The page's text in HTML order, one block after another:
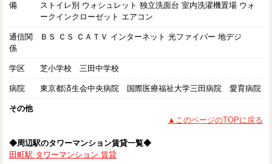
備
ストイレ別 ウォシュレット 独立洗面台 室内洗濯機置場 ウォ
ークインクローゼット エアコン
通信関
係
ＢＳ ＣＳ ＣＡＴＶ インターネット 光ファイバー 地デジ
学区 芝小学校 三田中学校
病院 東京都済生会中央病院 国際医療福祉大学三田病院 愛育病院
その他
▲このページのTOPに戻る
◆周辺駅のタワーマンション賃貸一覧◆
田町駅 タワーマンション 賃貸